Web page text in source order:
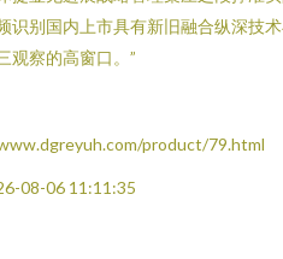
识别国内上市具有新旧融合纵深技
观察的高窗口。”
product/79.html
08-06 11:11:35